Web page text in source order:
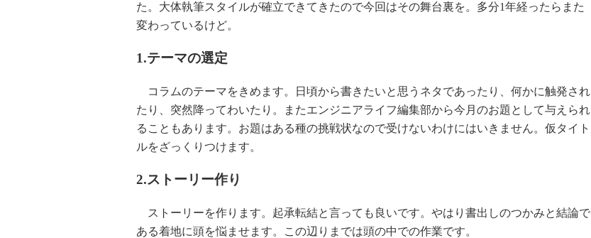
た。大体執筆スタイルが確立できてきたので今回はその舞台裏を。多分1年経ったらまた
変わっているけど。
1.テーマの選定
コラムのテーマをきめます。日頃から書きたいと思うネタであったり、何かに触発され
たり、突然降ってわいたり。またエンジニアライフ編集部から今月のお題として与えられ
ることもあります。お題はある種の挑戦状なので受けないわけにはいきません。仮タイト
ルをざっくりつけます。
2.ストーリー作り
ストーリーを作ります。起承転結と言っても良いです。やはり書出しのつかみと結論で
ある着地に頭を悩ませます。この辺りまでは頭の中での作業です。